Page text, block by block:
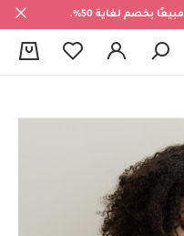
بخصم لغاية 50%.